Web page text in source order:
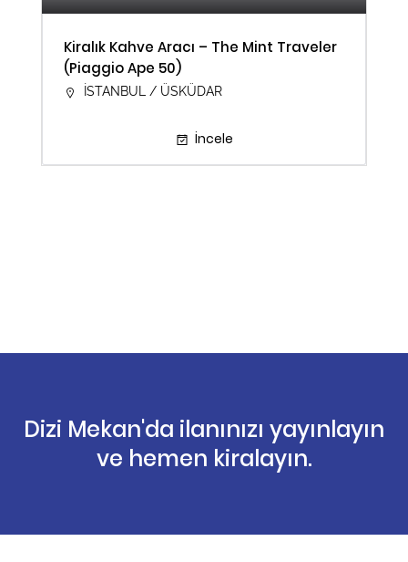
Kiralık Kahve Aracı – The Mint Traveler
(Piaggio Ape 50)
İSTANBUL / ÜSKÜDAR
İncele
Dizi Mekan'da ilanınızı yayınlayın
ve hemen kiralayın.